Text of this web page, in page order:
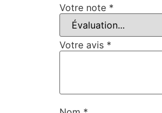
Votre note *
Votre avis *